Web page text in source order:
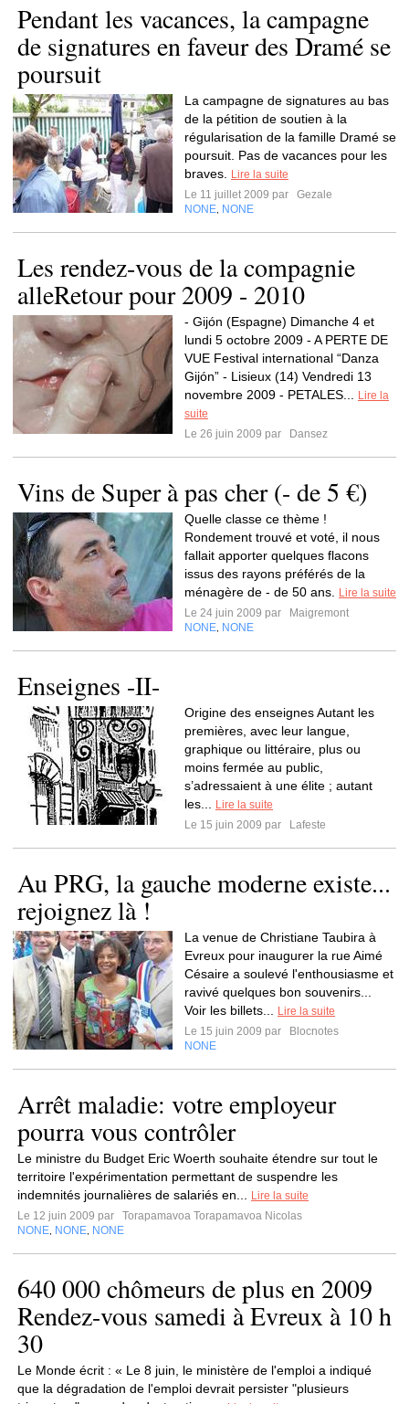
Pendant les vacances, la campagne
de signatures en faveur des Dramé se
poursuit
La campagne de signatures au bas
de la pétition de soutien à la
régularisation de la famille Dramé se
poursuit. Pas de vacances pour les
braves.
Lire la suite
Le 11 juillet 2009 par
Gezale
NONE NONE
Les rendez-vous de la compagnie
alleRetour pour 2009 - 2010
- Gijón (Espagne) Dimanche 4 et
lundi 5 octobre 2009 - A PERTE DE
VUE Festival international “Danza
Gijón” - Lisieux (14) Vendredi 13
novembre 2009 - PETALES...
Lire la
suite
Le 26 juin 2009 par
Dansez
Vins de Super à pas cher (- de 5 €)
Quelle classe ce thème !
Rondement trouvé et voté, il nous
fallait apporter quelques flacons
issus des rayons préférés de la
ménagère de - de 50 ans.
Lire la suite
Le 24 juin 2009 par
Maigremont
NONE NONE
Enseignes -II-
Origine des enseignes Autant les
premières, avec leur langue,
graphique ou littéraire, plus ou
moins fermée au public,
s’adressaient à une élite ; autant
les...
Lire la suite
Le 15 juin 2009 par
Lafeste
Au PRG, la gauche moderne existe...
rejoignez là !
La venue de Christiane Taubira à
Evreux pour inaugurer la rue Aimé
Césaire a soulevé l'enthousiasme et
ravivé quelques bon souvenirs...
Voir les billets...
Lire la suite
Le 15 juin 2009 par
Blocnotes
NONE
Arrêt maladie: votre employeur
pourra vous contrôler
Le ministre du Budget Eric Woerth souhaite étendre sur tout le
territoire l'expérimentation permettant de suspendre les
indemnités journalières de salariés en...
Lire la suite
Le 12 juin 2009 par
Torapamavoa Torapamavoa Nicolas
NONE NONE NONE
640 000 chômeurs de plus en 2009
Rendez-vous samedi à Evreux à 10 h
30
Le Monde écrit : « Le 8 juin, le ministère de l'emploi a indiqué
que la dégradation de l'emploi devrait persister "plusieurs